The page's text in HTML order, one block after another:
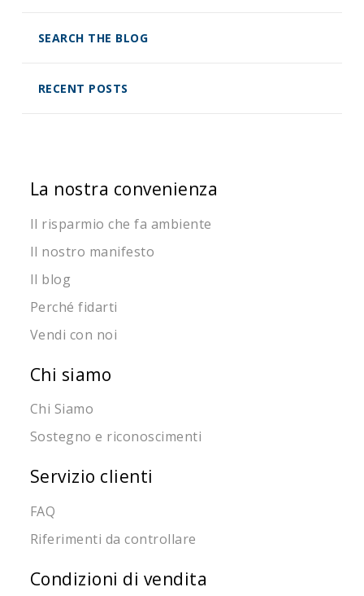
SEARCH THE BLOG
RECENT POSTS
La nostra convenienza
Il risparmio che fa ambiente
Il nostro manifesto
Il blog
Perché fidarti
Vendi con noi
Chi siamo
Chi Siamo
Sostegno e riconoscimenti
Servizio clienti
FAQ
Riferimenti da controllare
Condizioni di vendita